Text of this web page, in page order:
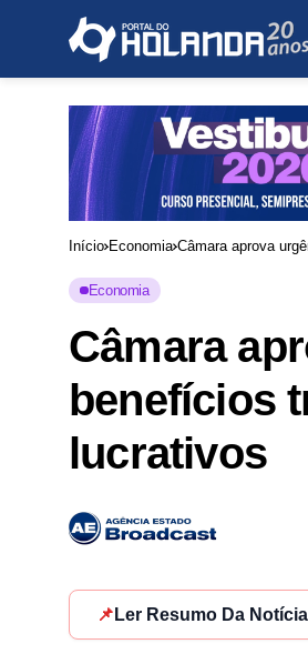
Início Economia Câmara aprova
Economia
Câmara
benefícios
lucrativos
📌 Ler Resumo Da Notícia